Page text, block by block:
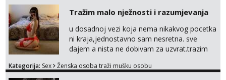
Tražim malo nježnosti i razumjevanja
u dosadnoj vezi koja nema nikakvog pocetka
ni kraja,jednostavno sam nesretna. sve
dajem a nista ne dobivam za uzvrat.trazim
trazim puno samo malo njeznosti i
Kategorija: Sex Ženska osoba traži mušku osobu